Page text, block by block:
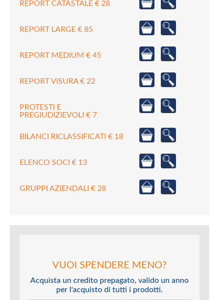
REPORT CATASTALE € 28
REPORT LARGE € 85
REPORT MEDIUM € 45
REPORT VISURA € 22
PROTESTI E
PREGIUDIZIEVOLI € 7
BILANCI RICLASSIFICATI € 18
ELENCO SOCI € 13
GRUPPI AZIENDALI € 28
VUOI SPENDERE MENO?
Acquista un credito prepagato, valido un anno
per l'acquisto di tutti i prodotti.